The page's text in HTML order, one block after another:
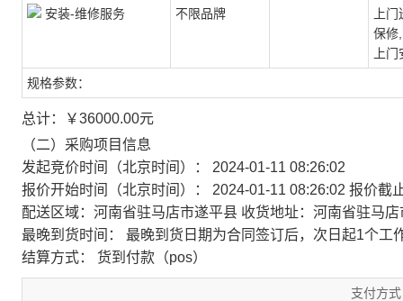
安装-维修服务 不限品牌
上
保修
上
规格参数：
总计： ￥36000.00元
（二）采购项目信息
发起竞价时间（北京时间）： 2024-01-11 08:26:02
报价开始时间（北京时间）： 2024-01-11 08:26:02 报价截
配送区域：河南省驻马店市遂平县 收货地址：河南省驻马
最晚到货时间： 最晚到货日期为合同签订后，次日起1个工
结算方式： 货到付款（pos）
支付方